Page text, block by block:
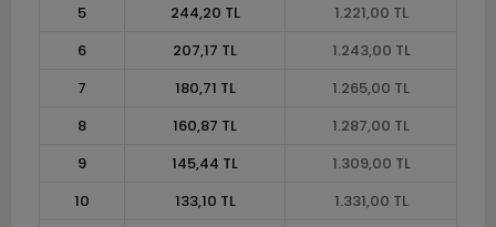
5
244,20 TL
1.221,00 TL
6
207,17 TL
1.243,00 TL
7
180,71 TL
1.265,00 TL
8
160,87 TL
1.287,00 TL
9
145,44 TL
1.309,00 TL
10
133,10 TL
1.331,00 TL